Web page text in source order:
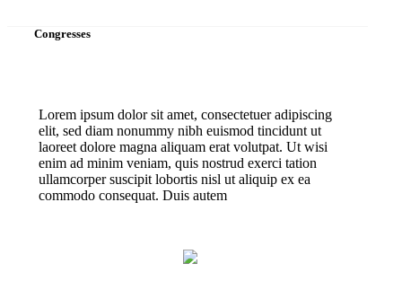
Congresses
Lorem ipsum dolor sit amet, consectetuer adipiscing
elit, sed diam nonummy nibh euismod tincidunt ut
laoreet dolore magna aliquam erat volutpat. Ut wisi
enim ad minim veniam, quis nostrud exerci tation
ullamcorper suscipit lobortis nisl ut aliquip ex ea
commodo consequat. Duis autem